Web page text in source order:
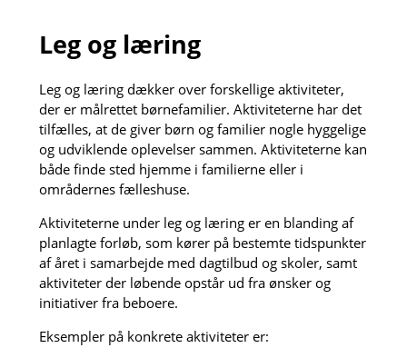
Leg og læring
Leg og læring dækker over forskellige aktiviteter,
der er målrettet børnefamilier. Aktiviteterne har det
tilfælles, at de giver børn og familier nogle hyggelige
og udviklende oplevelser sammen. Aktiviteterne kan
både finde sted hjemme i familierne eller i
områdernes fælleshuse.
Aktiviteterne under leg og læring er en blanding af
planlagte forløb, som kører på bestemte tidspunkter
af året i samarbejde med dagtilbud og skoler, samt
aktiviteter der løbende opstår ud fra ønsker og
initiativer fra beboere.
Eksempler på konkrete aktiviteter er: